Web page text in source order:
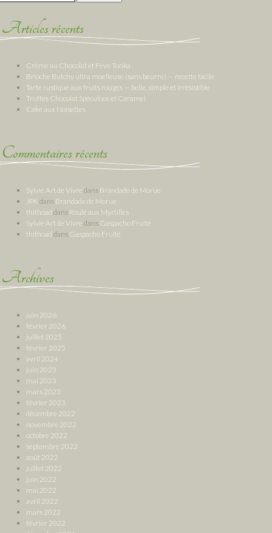
Articles récents
Crème au Chocolat et Fève Tonka
Brioche Butchy ultra moelleuse (sans beurre) — recette facile
Tarte rustique aux fruits rouges — belle, simple et irrésistible
Truffes Chocolat Spéculoos et Caramel
Cake aux Noisettes
Commentaires récents
Sylvie Art de Vivre dans Brandade de Morue
JPK dans Brandade de Morue
thithoad dans Roulé aux Myrtilles
Sylvie Art de Vivre dans Gaspacho Fruité
thithoad dans Gaspacho Fruité
Archives
juin 2026
février 2026
juillet 2025
février 2025
avril 2024
juin 2023
mai 2023
mars 2023
février 2023
décembre 2022
novembre 2022
octobre 2022
septembre 2022
août 2022
juillet 2022
juin 2022
mai 2022
avril 2022
mars 2022
février 2022